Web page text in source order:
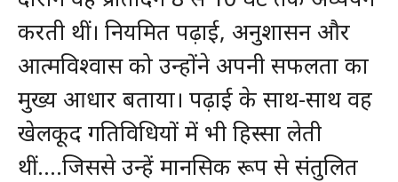
करती थीं। नियमित पढ़ाई, अनुशासन और
आत्मविश्वास को उन्होंने अपनी सफलता का
मुख्य आधार बताया। पढ़ाई के साथ-साथ वह
खेलकूद गतिविधियों में भी हिस्सा लेती
थीं….जिससे उन्हें मानसिक रूप से संतुलित